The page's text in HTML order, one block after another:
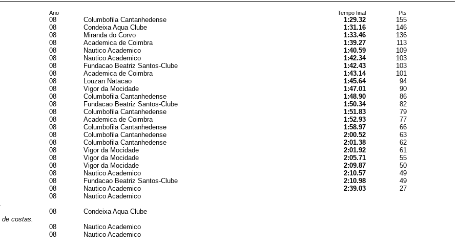
Ano Tempo final Pts
08 Columbofila Cantanhedense 1:29.32
155
08
Condeixa Aqua Clube 1:31.16
146
08
Miranda do Corvo 1:33.46
136
08
Academica de Coimbra 1:39.27
113
08
Nautico Academico 1:40.59
109
08
Nautico Academico 1:42.34
103
08
Fundacao Beatriz Santos-Clube 1:42.43
103
08
Academica de Coimbra 1:43.14
101
08
Louzan Natacao 1:45.64
94
08
Vigor da Mocidade 1:47.01
90
08
Columbofila Cantanhedense 1:48.90
86
08
Fundacao Beatriz Santos-Clube 1:50.34
82
08
Columbofila Cantanhedense 1:51.83
79
08
Academica de Coimbra 1:52.93
77
08
Columbofila Cantanhedense 1:58.97
66
08
Columbofila Cantanhedense 2:00.52
63
08
Columbofila Cantanhedense 2:01.38
62
08
Vigor da Mocidade 2:01.92
61
08
Vigor da Mocidade 2:05.71
55
08
Vigor da Mocidade 2:09.87
50
08
Nautico Academico 2:10.57
49
08
Fundacao Beatriz Santos-Clube 2:10.98
49
08
Nautico Academico 2:39.03
27
08
Nautico Academico
08
Condeixa Aqua Clube
costas.
08
Nautico Academico
08
Nautico Academico